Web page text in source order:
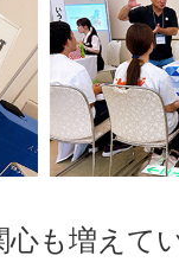
を含めた電
域情報の
て、暮らし
る企業です
心も増えて